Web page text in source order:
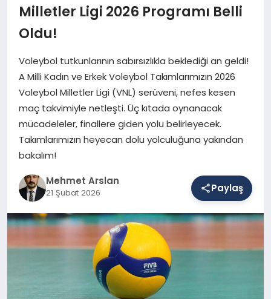
MAGAZIN
SAĞLIK
EĞITIM
Milletler Ligi 2026 Programı Belli
Oldu!
Voleybol tutkunlarının sabırsızlıkla beklediği an geldi!
A Milli Kadın ve Erkek Voleybol Takımlarımızın 2026
Voleybol Milletler Ligi (VNL) serüveni, nefes kesen
maç takvimiyle netleşti. Üç kıtada oynanacak
mücadeleler, finallere giden yolu belirleyecek.
Takımlarımızın heyecan dolu yolculuğuna yakından
bakalım!
Mehmet Arslan
21 Şubat 2026 Paylaş